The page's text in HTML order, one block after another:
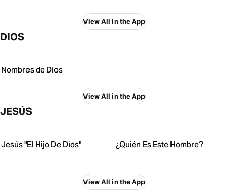
View All in the App
DIOS
Nombres de Dios
View All in the App
JESÚS
Jesús "El Hijo De Dios" ¿Quién Es Este Hombre?
View All in the App